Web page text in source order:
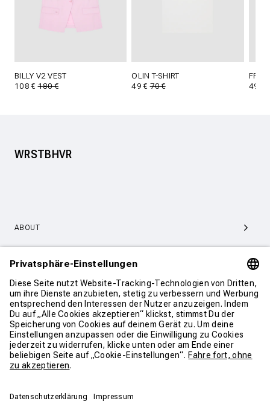
BILLY V2 VEST
108 €180 €
OLIN T-SHIRT
49 €70 €
49 €
WRSTBHVR
ABOUT
SERVICE & SUPPORT
KONTAKT